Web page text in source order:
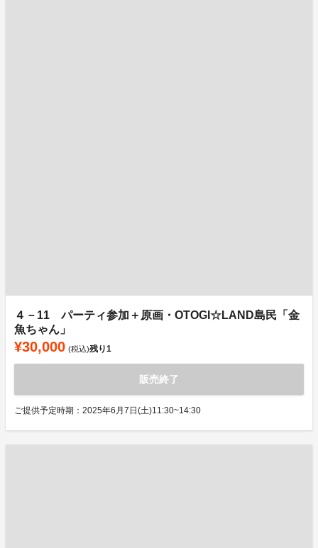
４－11 パーティ参加＋原画・OTOGI☆LAND島民「金
魚ちゃん」
¥30,000 (税込)残り1
販売終了
ご提供予定時期：2025年6月7日(土)11:30~14:30